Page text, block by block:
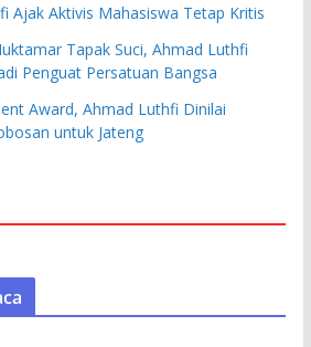
Ajak Aktivis Mahasiswa Tetap Kritis
Tapak Suci, Ahmad Luthfi
Penguat Persatuan Bangsa
Award, Ahmad Luthfi Dinilai
untuk Jateng